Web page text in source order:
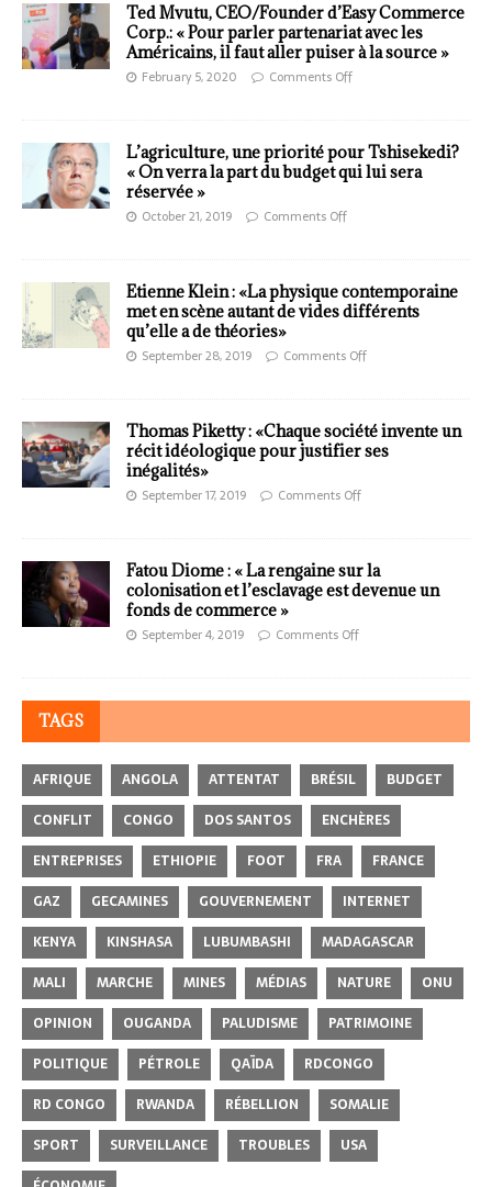
Ted Mvutu, CEO/Founder d’Easy Commerce
Corp.: « Pour parler partenariat avec les
Américains, il faut aller puiser à la source »
February 5, 2020 Comments Off
L’agriculture, une priorité pour Tshisekedi?
« On verra la part du budget qui lui sera
réservée »
October 21, 2019 Comments Off
Etienne Klein : «La physique contemporaine
met en scène autant de vides différents
qu’elle a de théories»
September 28, 2019 Comments Off
Thomas Piketty : «Chaque société invente un
récit idéologique pour justifier ses
inégalités»
September 17, 2019 Comments Off
Fatou Diome : « La rengaine sur la
colonisation et l’esclavage est devenue un
fonds de commerce »
September 4, 2019 Comments Off
TAGS
AFRIQUE ANGOLA ATTENTAT BRÉSIL
BUDGET
CONFLIT
CONGO DOS SANTOS
ENCHÈRES
ENTREPRISES
ETHIOPIE FOOT FRA
FRANCE
GAZ
GECAMINES GOUVERNEMENT
INTERNET
KENYA
KINSHASA LUBUMBASHI
MADAGASCAR
MALI
MARCHE MINES MÉDIAS NATURE
ONU
OPINION
OUGANDA PALUDISME
PATRIMOINE
POLITIQUE
PÉTROLE QAÏDA
RDCONGO
RD CONGO
RWANDA RÉBELLION
SOMALIE
SPORT
SURVEILLANCE TROUBLES
USA